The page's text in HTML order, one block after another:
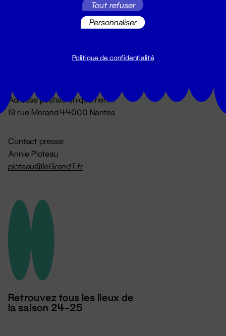
Du lundi au vendredi 14h → 18h
Adresse postale uniquement :
19 rue Morand 44000 Nantes
Contact presse
Annie Ploteau
ploteau@leGrandT.fr
Retrouvez tous les lieux de
la saison 24-25
Tout refuser
Personnaliser
Politique de confidentialité